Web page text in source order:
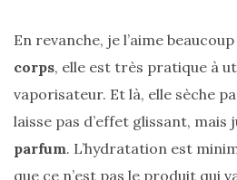
Les
belles
marques
de
vegan
7
alternatives
En revanche, je l’aime beaucoup
corps, elle est très pratique à
vaporisateur. Et là, elle sèche
laisse pas d’effet glissant, mais
parfum. L’hydratation est
que ce n’est pas le produit qui